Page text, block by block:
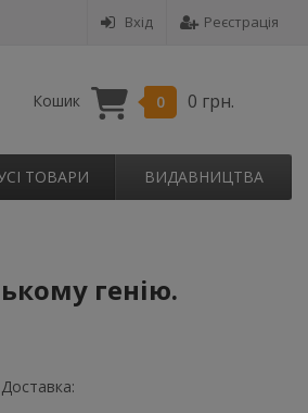
Вхід Реєстрація
Кошик 0 0 грн.
ТОВАРИ ВИДАВНИЦТВА
генію.
Доставка: